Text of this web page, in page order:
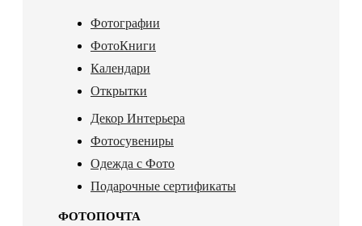
Фотографии
ФотоКниги
Календари
Открытки
Декор Интерьера
Фотосувениры
Одежда с Фото
Подарочные сертификаты
ФОТОПОЧТА